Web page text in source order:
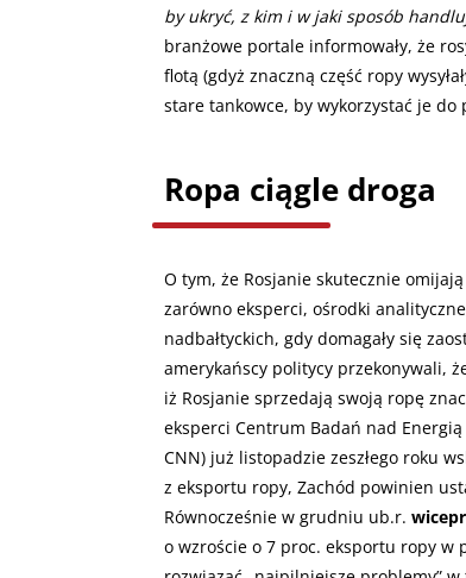
by ukryć, z kim i w jaki sposób
branżowe portale informowały, że
flotą (gdyż znaczną część ropy
stare tankowce, by wykorzystać je do
Ropa ciągle droga
O tym, że Rosjanie skutecznie
zarówno eksperci, ośrodki
nadbałtyckich, gdy domagały się
amerykańscy politycy przekonywali,
iż Rosjanie sprzedają swoją ropę
eksperci Centrum Badań nad
CNN) już listopadzie zeszłego roku
z eksportu ropy, Zachód powinien
Równocześnie w grudniu ub.r.
o wzroście o 7 proc. eksportu ropy w